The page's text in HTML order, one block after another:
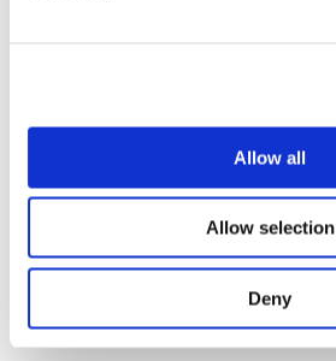
Allow all
Allow selection
Deny